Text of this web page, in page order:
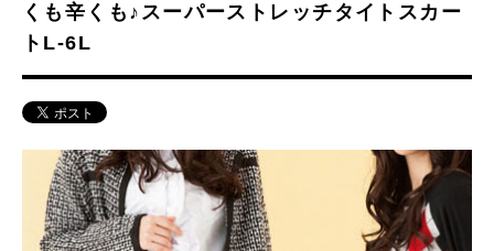
くも辛くも♪スーパーストレッチタイトスカー
トL-6L